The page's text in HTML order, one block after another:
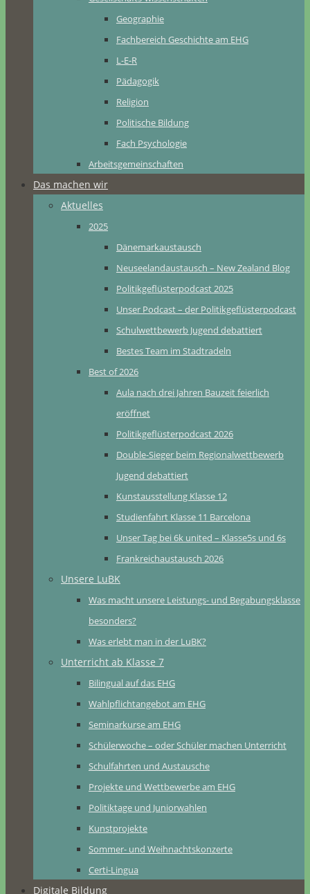
Geographie
Fachbereich Geschichte am EHG
L-E-R
Pädagogik
Religion
Politische Bildung
Fach Psychologie
Arbeitsgemeinschaften
Das machen wir
Aktuelles
2025
Dänemarkaustausch
Neuseelandaustausch – New Zealand Blog
Politikgeflüsterpodcast 2025
Unser Podcast – der Politikgeflüsterpodcast
Schulwettbewerb Jugend debattiert
Bestes Team im Stadtradeln
Best of 2026
Aula nach drei Jahren Bauzeit feierlich
eröffnet
Politikgeflüsterpodcast 2026
Double-Sieger beim Regionalwettbewerb
Jugend debattiert
Kunstausstellung Klasse 12
Studienfahrt Klasse 11 Barcelona
Unser Tag bei 6k united – Klasse5s und 6s
Frankreichaustausch 2026
Unsere LuBK
Was macht unsere Leistungs- und Begabungsklasse
besonders?
Was erlebt man in der LuBK?
Unterricht ab Klasse 7
Bilingual auf das EHG
Wahlpflichtangebot am EHG
Seminarkurse am EHG
Schülerwoche – oder Schüler machen Unterricht
Schulfahrten und Austausche
Projekte und Wettbewerbe am EHG
Politiktage und Juniorwahlen
Kunstprojekte
Sommer- und Weihnachtskonzerte
Certi-Lingua
Digitale Bildung